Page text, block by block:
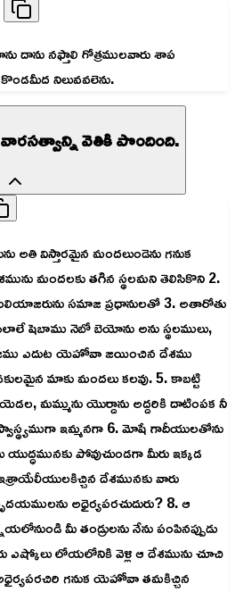
దాను నఫ్తాలి గోత్రములవారు శాప
నిలువవలెను.
వారసత్వాన్ని వెతికి పొందింది.
అతి విస్తారమైన మందలుండెను గనుక
మందలకు తగిన స్థలమని తెలిసికొని 2.
సమాజ ప్రధానులతో 3. అతారోతు
షెబాము నెబో బెయోను అను స్థలములు,
ఎదుట యెహోవా జయించిన దేశము
మాకు మందలు కలవు. 5. కాబట్టి
మమ్మును యొర్దాను అద్దరికి దాటింపక నీ
ఇమ్మనగా 6. మోషే గాదీయులతోను
పోవుచుండగా మీరు ఇక్కడ
దేశమునకు వారు
అధైర్యపరచుదురు? 8. ఆ
మీ తండ్రులను నేను పంపినప్పుడు
ఎష్కోలు లోయలోనికి వెళ్లి ఆ దేశమును చూచి
గనుక యెహోవా తమకిచ్చిన